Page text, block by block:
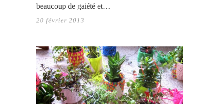
beaucoup de gaiété et…
20 février 2013